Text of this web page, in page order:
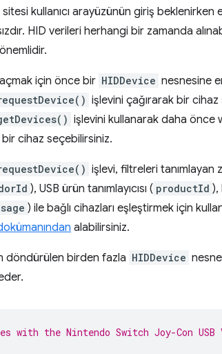
kullanıcı arayüzünün giriş beklenirken
HID verileri herhangi bir zamanda
açmak için önce bir HIDDevice nesnesine
işlevini çağırarak bir
işlevini kullanarak daha önce
cihaz seçebilirsiniz.
işlevi, filtreleri tanımlayan
), USB ürün tanımlayıcısı ( productId ),
) ile bağlı cihazları eşleştirmek için
alabilirsiniz.
döndürülen birden fazla HIDDevice
the Nintendo Switch Joy-Con USB